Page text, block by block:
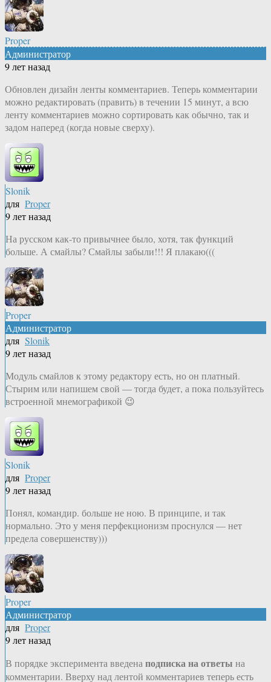
Proper
Администратор
9 лет назад
Обновлен дизайн ленты комментариев. Теперь комментарии
можно редактировать (править) в течении 15 минут, а всю
ленту комментариев можно сортировать как обычно, так и
задом наперед (когда новые сверху).
Slonik
для Proper
9 лет назад
На русском как-то привычнее было, хотя, так функций
больше. А смайлы? Смайлы забыли!!! Я плакаю(((
Proper
Администратор
для Slonik
9 лет назад
Модуль смайлов к этому редактору есть, но он платный.
Стырим или напишем свой — тогда будет, а пока пользуйтесь
встроенной мнемографикой 😉
Slonik
для Proper
9 лет назад
Понял, командир. больше не ною. В принципе, и так
нормально. Это у меня перфекционизм проснулся — нет
предела совершенству)))
Proper
Администратор
для Proper
9 лет назад
В порядке эксперимента введена подписка на ответы на
комментарии. Вверху над лентой комментариев теперь есть